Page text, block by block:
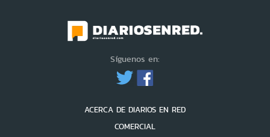
Síguenos en:
ACERCA DE DIARIOS EN RED
COMERCIAL